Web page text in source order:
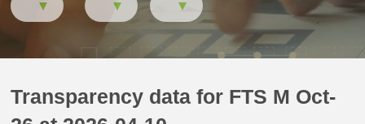
Transparency data for FTS M Oct-